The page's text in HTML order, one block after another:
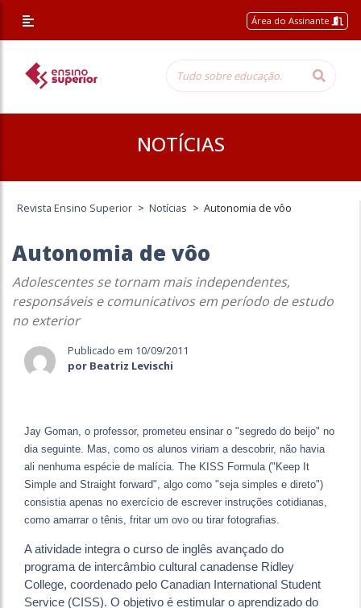
Área do Assinante
NOTÍCIAS
Revista Ensino Superior > Notícias > Autonomia de vôo
Autonomia de vôo
Adolescentes se tornam mais independentes,
responsáveis e comunicativos em período de estudo
no exterior
Publicado em 10/09/2011
por Beatriz Levischi
Jay Goman, o professor, prometeu ensinar o "segredo do beijo" no
dia seguinte. Mas, como os alunos viriam a descobrir, não havia
ali nenhuma espécie de malícia. The KISS Formula ("Keep It
Simple and Straight forward", algo como "seja simples e direto")
consistia apenas no exercício de escrever instruções cotidianas,
como amarrar o tênis, fritar um ovo ou tirar fotografias.
A atividade integra o curso de inglês avançado do
programa de intercâmbio cultural canadense Ridley
College, coordenado pelo Canadian International Student
Service (CISS). O objetivo é estimular o aprendizado do